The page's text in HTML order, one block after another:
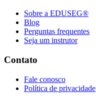
Sobre a EDUSEG®
Blog
Perguntas frequentes
Seja um instrutor
Contato
Fale conosco
Política de privacidade